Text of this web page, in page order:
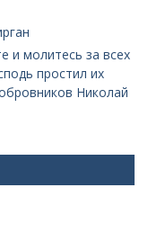
и молитесь за всех
простил их
Николай